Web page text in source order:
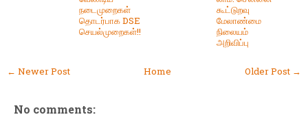
நடைமுறைகள்
தொடர்பாக DSE
செயல்முறைகள்!!
கூட்டுறவு
மேலாண்மை
நிலையம்
அறிவிப்பு
← Newer Post Older Post →
Home
No comments: